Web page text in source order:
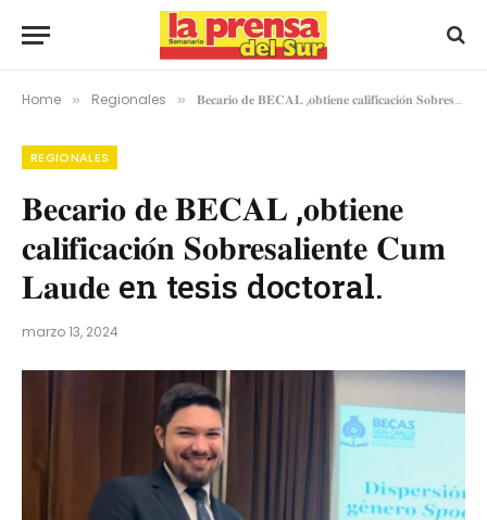
Home » Regionales » 𝐁𝐞𝐜𝐚𝐫𝐢𝐨 𝐝𝐞 𝐁𝐄𝐂𝐀𝐋 ,𝐨𝐛𝐭𝐢𝐞𝐧𝐞 𝐜𝐚𝐥𝐢𝐟𝐢𝐜𝐚𝐜𝐢𝐨́𝐧 𝐒𝐨𝐛𝐫𝐞𝐬𝐚𝐥𝐢𝐞𝐧𝐭𝐞 𝐂𝐮𝐦 𝐋𝐚𝐮𝐝𝐞 en tesis doctoral.
REGIONALES
𝐁𝐞𝐜𝐚𝐫𝐢𝐨 𝐝𝐞 𝐁𝐄𝐂𝐀𝐋 ,𝐨𝐛𝐭𝐢𝐞𝐧𝐞
𝐜𝐚𝐥𝐢𝐟𝐢𝐜𝐚𝐜𝐢𝐨́𝐧 𝐒𝐨𝐛𝐫𝐞𝐬𝐚𝐥𝐢𝐞𝐧𝐭𝐞 𝐂𝐮𝐦
𝐋𝐚𝐮𝐝𝐞 en tesis doctoral.
marzo 13, 2024